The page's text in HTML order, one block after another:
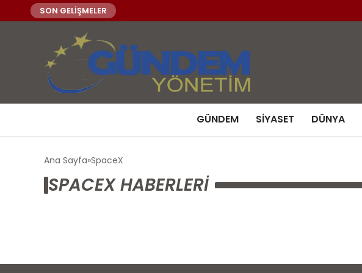
SON GELİŞMELER
GÜNDEM SIYASET DÜNYA
Ana Sayfa SpaceX
SPACEX HABERLERI